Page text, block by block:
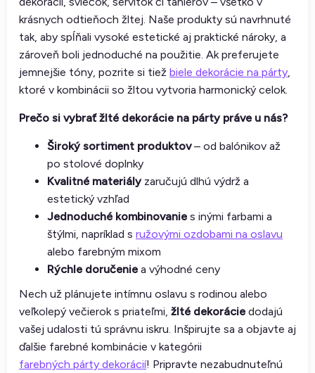
krásnych odtieňoch žltej. Naše produkty sú navrhnuté
tak, aby spĺňali vysoké estetické aj praktické nároky, a
zároveň boli jednoduché na použitie. Ak preferujete
jemnejšie tóny, pozrite si tiež biele dekorácie na párty,
ktoré v kombinácii so žltou vytvoria harmonický celok.
Prečo si vybrať žlté dekorácie na párty práve u nás?
Široký sortiment produktov– od balónikov až
po stolové doplnky
Kvalitné materiályzaručujú dlhú výdrž a
estetický vzhľad
Jednoduché kombinovanie s inými farbami a
štýlmi, napríklad s ružovými ozdobami na oslavu
alebo farebným mixom
Rýchle doručenie a výhodné ceny
Nech už plánujete intímnu oslavu s rodinou alebo
veľkolepý večierok s priateľmi, žlté dekorácie dodajú
vašej udalosti tú správnu iskru. Inšpirujte sa a objavte aj
ďalšie farebné kombinácie v kategórii
farebných párty dekorácií! Pripravte nezabudnuteľnú